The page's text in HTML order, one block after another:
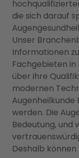
die sich darauf
Unser
Informationen
Fachgebieten
über ihre
modernen
werden. Die
Bedeutung, und
Deshalb